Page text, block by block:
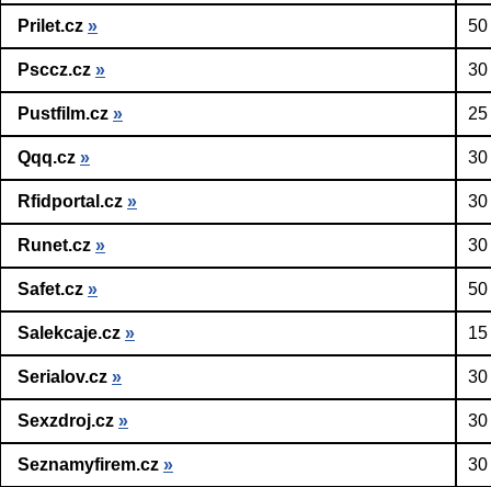
Prilet.cz » 50
Psccz.cz » 30
Pustfilm.cz »
Qqq.cz » 30
Rfidportal.cz » 30
Runet.cz » 30
Safet.cz » 50
Salekcaje.cz »
Serialov.cz » 30
Sexzdroj.cz » 30
Seznamyfirem.cz » 30